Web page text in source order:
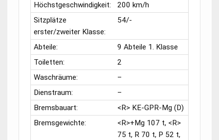
Höchstgeschwindigkeit:
200 km/h
Sitzplätze
erster/zweiter Klasse:
54/-
Abteile:
9 Abteile 1. Klasse
Toiletten:
2
Waschräume:
–
Dienstraum:
–
Bremsbauart:
<R> KE-GPR-Mg (D)
Bremsgewichte:
<R>+Mg 107 t, <R>
75 t, R 70 t, P 52 t,